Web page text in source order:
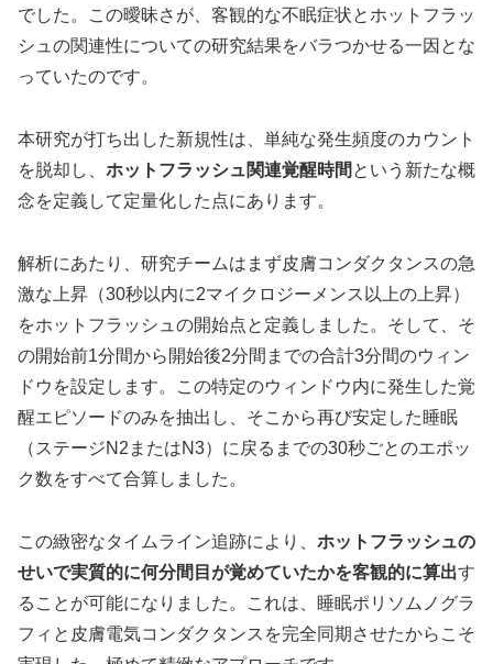
でした。この曖昧さが、客観的な不眠症状とホットフラッ
シュの関連性についての研究結果をバラつかせる一因とな
っていたのです。
本研究が打ち出した新規性は、単純な発生頻度のカウント
を脱却し、 ホットフラッシュ関連覚醒時間 という新たな概
念を定義して定量化した点にあります。
解析にあたり、研究チームはまず皮膚コンダクタンスの急
激な上昇（30秒以内に2マイクロジーメンス以上の上昇）
をホットフラッシュの開始点と定義しました。そして、そ
の開始前1分間から開始後2分間までの合計3分間のウィン
ドウを設定します。この特定のウィンドウ内に発生した覚
醒エピソードのみを抽出し、そこから再び安定した睡眠
（ステージN2またはN3）に戻るまでの30秒ごとのエポッ
ク数をすべて合算しました。
この緻密なタイムライン追跡により、 ホットフラッシュの
せいで実質的に何分間目が覚めていたかを客観的に算出す
ることが可能になりました。これは、睡眠ポリソムノグラ
フィと皮膚電気コンダクタンスを完全同期させたからこそ